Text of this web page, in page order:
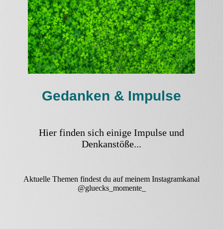
Gedanken & Impulse
Hier finden sich einige Impulse und
Denkanstöße...
Aktuelle Themen findest du auf meinem Instagramkanal
@gluecks_momente_